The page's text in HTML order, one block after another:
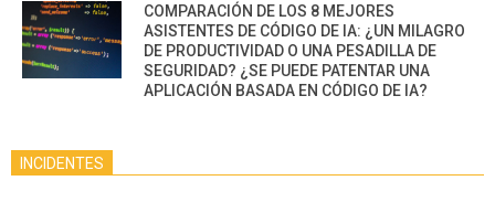
COMPARACIÓN DE LOS 8 MEJORES
ASISTENTES DE CÓDIGO DE IA: ¿UN MILAGRO
DE PRODUCTIVIDAD O UNA PESADILLA DE
SEGURIDAD? ¿SE PUEDE PATENTAR UNA
APLICACIÓN BASADA EN CÓDIGO DE IA?
INCIDENTES